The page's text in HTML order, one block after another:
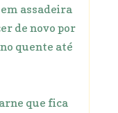
assadeira
de novo por
quente até
que fica